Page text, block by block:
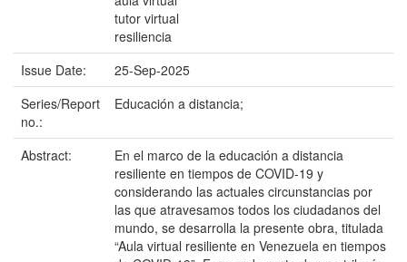
tutor virtual
resiliencia
Issue Date:
25-Sep-2025
Series/Report
no.:
Educación a distancia;
Abstract:
En el marco de la educación a distancia
resiliente en tiempos de COVID-19 y
considerando las actuales circunstancias por
las que atravesamos todos los ciudadanos del
mundo, se desarrolla la presente obra, titulada
“Aula virtual resiliente en Venezuela en tiempos